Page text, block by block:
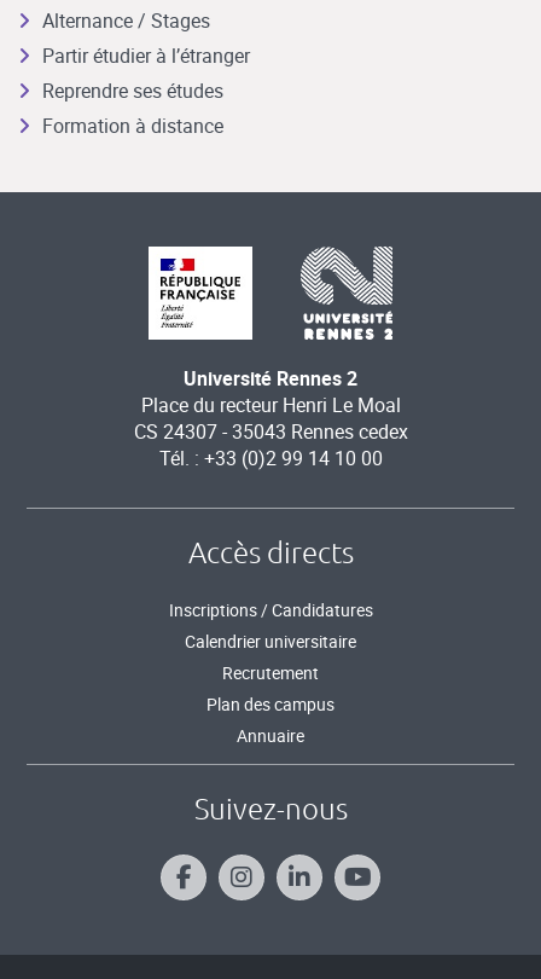
Alternance / Stages
Partir étudier à l’étranger
Reprendre ses études
Formation à distance
Université Rennes 2
Place du recteur Henri Le Moal
CS 24307 - 35043 Rennes cedex
Tél. : +33 (0)2 99 14 10 00
Accès directs
Inscriptions / Candidatures
Calendrier universitaire
Recrutement
Plan des campus
Annuaire
Suivez-nous